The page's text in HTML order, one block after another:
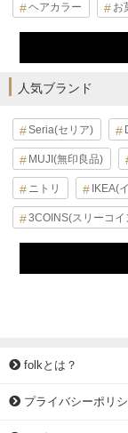
ヘアカラー お
人気ブランド
Seria(セリア)
MUJI(無印良品)
ニトリ IKEA(
3COINS(スリーコイ
folkとは？
プライバシーポリ